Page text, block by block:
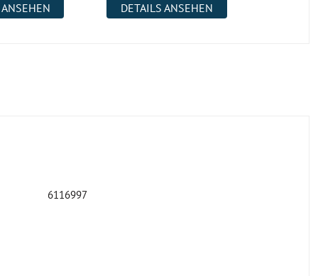
DETAILS ANSEHEN
6116997